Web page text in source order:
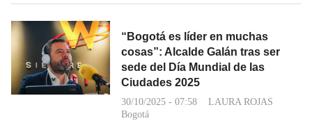
“Bogotá es líder en muchas
cosas”: Alcalde Galán tras ser
sede del Día Mundial de las
Ciudades 2025
30/10/2025 - 07:58
LAURA ROJAS
Bogotá